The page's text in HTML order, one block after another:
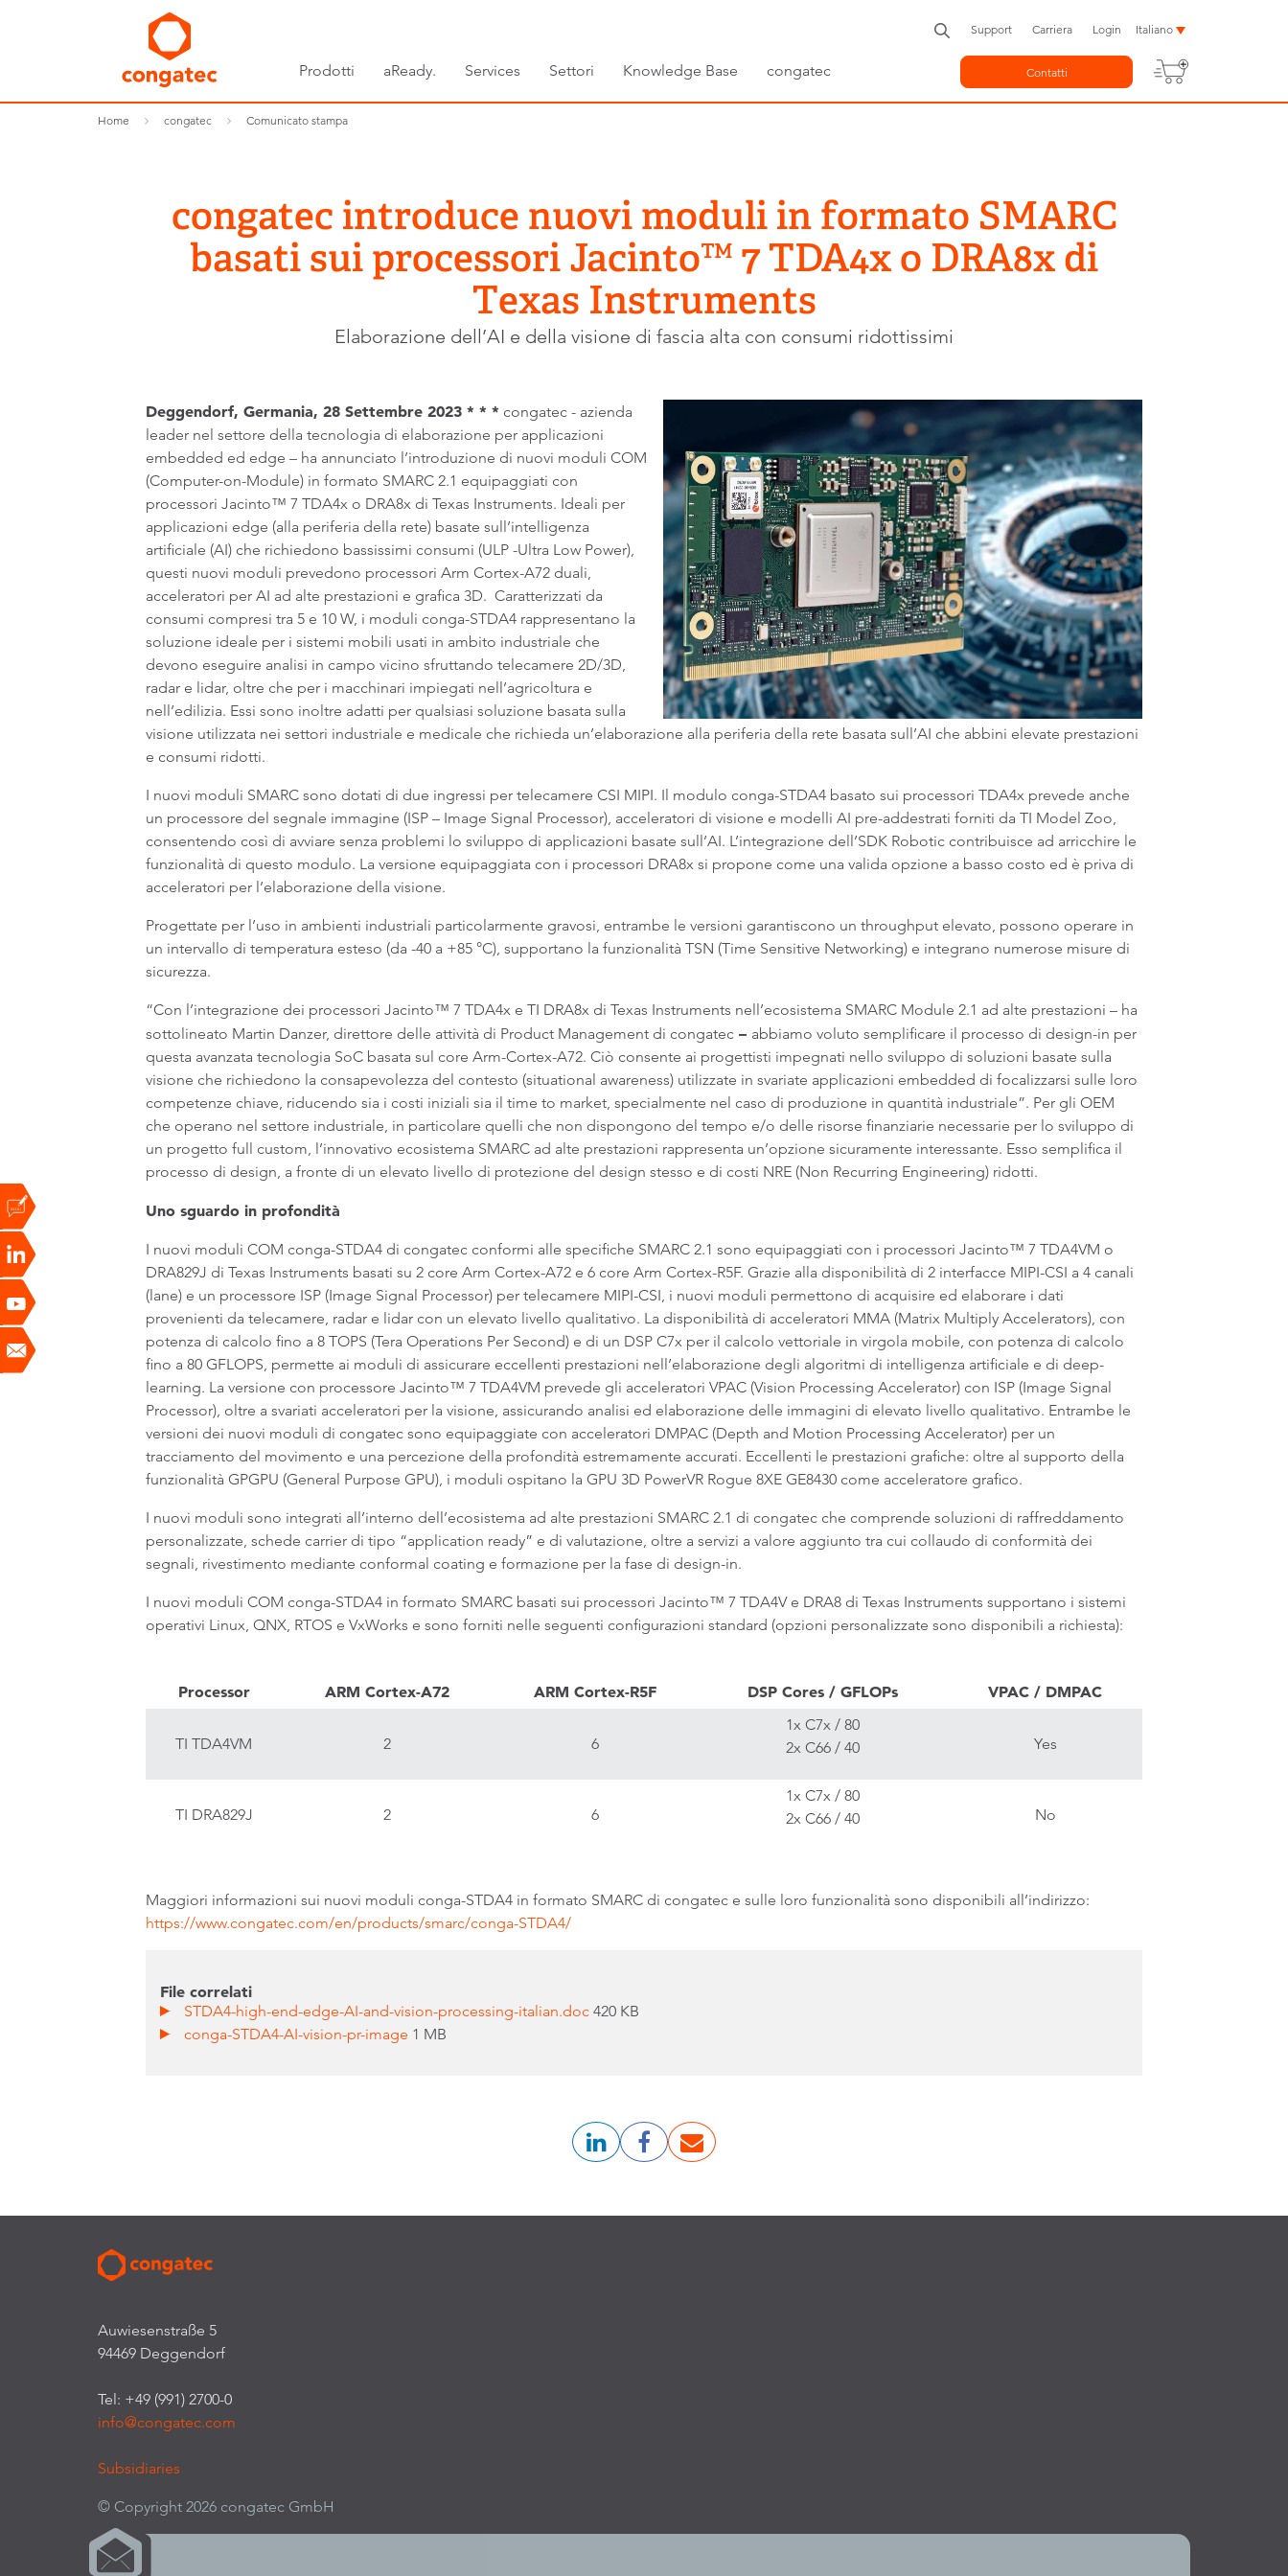
Prodotti aReady. Services Settori Knowledge Base congatec
Support Carriera Login Italiano
Contatti
Home congatec Comunicato stampa
congatec introduce nuovi moduli in formato SMARC
basati sui processori Jacinto™ 7 TDA4x o DRA8x di
Texas Instruments
Elaborazione dell’AI e della visione di fascia alta con consumi ridottissimi
Deggendorf, Germania, 28 Settembre 2023 * * * congatec - azienda
leader nel settore della tecnologia di elaborazione per applicazioni
embedded ed edge – ha annunciato l’introduzione di nuovi moduli COM
(Computer-on-Module) in formato SMARC 2.1 equipaggiati con
processori Jacinto™ 7 TDA4x o DRA8x di Texas Instruments. Ideali per
applicazioni edge (alla periferia della rete) basate sull’intelligenza
artificiale (AI) che richiedono bassissimi consumi (ULP -Ultra Low Power),
questi nuovi moduli prevedono processori Arm Cortex-A72 duali,
acceleratori per AI ad alte prestazioni e grafica 3D. Caratterizzati da
consumi compresi tra 5 e 10 W, i moduli conga-STDA4 rappresentano la
soluzione ideale per i sistemi mobili usati in ambito industriale che
devono eseguire analisi in campo vicino sfruttando telecamere 2D/3D,
radar e lidar, oltre che per i macchinari impiegati nell’agricoltura e
nell’edilizia. Essi sono inoltre adatti per qualsiasi soluzione basata sulla
visione utilizzata nei settori industriale e medicale che richieda un’elaborazione alla periferia della rete basata sull’AI che abbini elevate prestazioni
e consumi ridotti.
I nuovi moduli SMARC sono dotati di due ingressi per telecamere CSI MIPI. Il modulo conga-STDA4 basato sui processori TDA4x prevede anche
un processore del segnale immagine (ISP – Image Signal Processor), acceleratori di visione e modelli AI pre-addestrati forniti da TI Model Zoo,
consentendo così di avviare senza problemi lo sviluppo di applicazioni basate sull’AI. L’integrazione dell’SDK Robotic contribuisce ad arricchire le
funzionalità di questo modulo. La versione equipaggiata con i processori DRA8x si propone come una valida opzione a basso costo ed è priva di
acceleratori per l’elaborazione della visione.
Progettate per l’uso in ambienti industriali particolarmente gravosi, entrambe le versioni garantiscono un throughput elevato, possono operare in
un intervallo di temperatura esteso (da -40 a +85 °C), supportano la funzionalità TSN (Time Sensitive Networking) e integrano numerose misure di
sicurezza.
“Con l’integrazione dei processori Jacinto™ 7 TDA4x e TI DRA8x di Texas Instruments nell’ecosistema SMARC Module 2.1 ad alte prestazioni – ha
sottolineato Martin Danzer, direttore delle attività di Product Management di congatec – abbiamo voluto semplificare il processo di design-in per
questa avanzata tecnologia SoC basata sul core Arm-Cortex-A72. Ciò consente ai progettisti impegnati nello sviluppo di soluzioni basate sulla
visione che richiedono la consapevolezza del contesto (situational awareness) utilizzate in svariate applicazioni embedded di focalizzarsi sulle loro
competenze chiave, riducendo sia i costi iniziali sia il time to market, specialmente nel caso di produzione in quantità industriale”. Per gli OEM
che operano nel settore industriale, in particolare quelli che non dispongono del tempo e/o delle risorse finanziarie necessarie per lo sviluppo di
un progetto full custom, l’innovativo ecosistema SMARC ad alte prestazioni rappresenta un’opzione sicuramente interessante. Esso semplifica il
processo di design, a fronte di un elevato livello di protezione del design stesso e di costi NRE (Non Recurring Engineering) ridotti.
Uno sguardo in profondità
I nuovi moduli COM conga-STDA4 di congatec conformi alle specifiche SMARC 2.1 sono equipaggiati con i processori Jacinto™ 7 TDA4VM o
DRA829J di Texas Instruments basati su 2 core Arm Cortex-A72 e 6 core Arm Cortex-R5F. Grazie alla disponibilità di 2 interfacce MIPI-CSI a 4 canali
(lane) e un processore ISP (Image Signal Processor) per telecamere MIPI-CSI, i nuovi moduli permettono di acquisire ed elaborare i dati
provenienti da telecamere, radar e lidar con un elevato livello qualitativo. La disponibilità di acceleratori MMA (Matrix Multiply Accelerators), con
potenza di calcolo fino a 8 TOPS (Tera Operations Per Second) e di un DSP C7x per il calcolo vettoriale in virgola mobile, con potenza di calcolo
fino a 80 GFLOPS, permette ai moduli di assicurare eccellenti prestazioni nell’elaborazione degli algoritmi di intelligenza artificiale e di deep-
learning. La versione con processore Jacinto™ 7 TDA4VM prevede gli acceleratori VPAC (Vision Processing Accelerator) con ISP (Image Signal
Processor), oltre a svariati acceleratori per la visione, assicurando analisi ed elaborazione delle immagini di elevato livello qualitativo. Entrambe le
versioni dei nuovi moduli di congatec sono equipaggiate con acceleratori DMPAC (Depth and Motion Processing Accelerator) per un
tracciamento del movimento e una percezione della profondità estremamente accurati. Eccellenti le prestazioni grafiche: oltre al supporto della
funzionalità GPGPU (General Purpose GPU), i moduli ospitano la GPU 3D PowerVR Rogue 8XE GE8430 come acceleratore grafico.
I nuovi moduli sono integrati all’interno dell’ecosistema ad alte prestazioni SMARC 2.1 di congatec che comprende soluzioni di raffreddamento
personalizzate, schede carrier di tipo “application ready” e di valutazione, oltre a servizi a valore aggiunto tra cui collaudo di conformità dei
segnali, rivestimento mediante conformal coating e formazione per la fase di design-in.
I nuovi moduli COM conga-STDA4 in formato SMARC basati sui processori Jacinto™ 7 TDA4V e DRA8 di Texas Instruments supportano i sistemi
operativi Linux, QNX, RTOS e VxWorks e sono forniti nelle seguenti configurazioni standard (opzioni personalizzate sono disponibili a richiesta):
Processor ARM Cortex-A72 ARM Cortex-R5F DSP Cores / GFLOPs VPAC / DMPAC
TI TDA4VM 2 6
1x C7x / 80
2x C66 / 40
Yes
TI DRA829J 2 6
1x C7x / 80
2x C66 / 40
No
Maggiori informazioni sui nuovi moduli conga-STDA4 in formato SMARC di congatec e sulle loro funzionalità sono disponibili all’indirizzo:
https://www.congatec.com/en/products/smarc/conga-STDA4/
File correlati
STDA4-high-end-edge-AI-and-vision-processing-italian.doc420 KB
conga-STDA4-AI-vision-pr-image 1 MB
Auwiesenstraße 5
94469 Deggendorf
Tel: +49 (991) 2700-0
info@congatec.com
Subsidiaries
© Copyright 2026 congatec GmbH